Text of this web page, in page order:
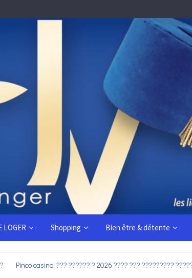
LOGER Shopping Bien être & détente
Pinco casino: ??? ?????? ? 2026 ???? ??? ?????????